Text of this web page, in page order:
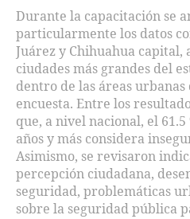
Durante la capacitación se
particularmente los datos
Juárez y Chihuahua capital,
ciudades más grandes del
dentro de las áreas
encuesta. Entre los
que, a nivel nacional, el
años y más considera
Asimismo, se revisaron
percepción ciudadana,
seguridad, problemáticas
sobre la seguridad pública